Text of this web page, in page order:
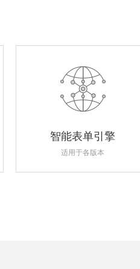
智能表单引擎
适用于各版本